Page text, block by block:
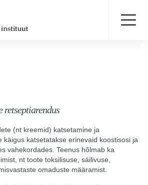
retseptiarendus
(nt kreemid) katsetamine ja
käigus katsetatakse erinevaid koostisosi ja
vahekordades. Teenus hõlmab ka
nt toote toksilisuse, säilivuse,
omaduste määramist.